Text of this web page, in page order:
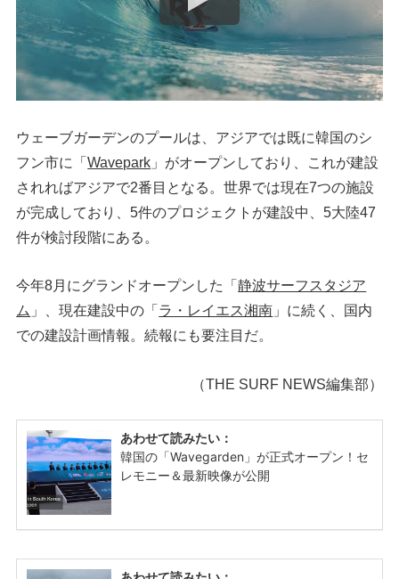
ウェーブガーデンのプールは、アジアでは既に韓国のシ
フン市に「Wavepark 」がオープンしており、これが建設
されればアジアで2番目となる。世界では現在7つの施設
が完成しており、5件のプロジェクトが建設中、5大陸47
件が検討段階にある。
今年8月にグランドオープンした「静波サーフスタジア
ム 」、現在建設中の「 ラ・レイエス湘南 」に続く、国内
での建設計画情報。続報にも要注目だ。
（THE SURF NEWS編集部）